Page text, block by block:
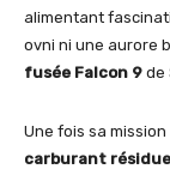
alimentant
ovni ni une aurore
fusée Falcon 9 de
Une fois sa
carburant